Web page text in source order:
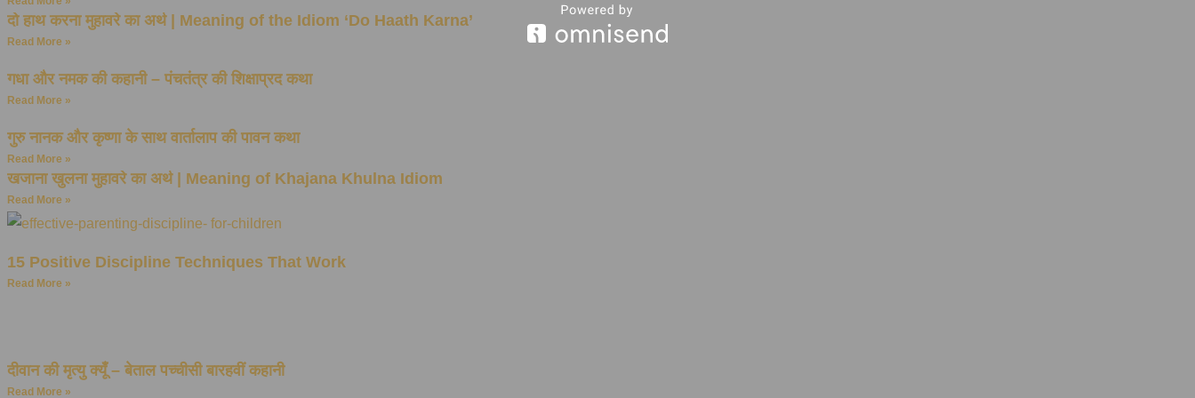
दो हाथ करना मुहावरे का अर्थ | Meaning of the Idiom ‘Do Haath Karna’
Read More »
गधा और नमक की कहानी – पंचतंत्र की शिक्षाप्रद कथा
Read More »
गुरु नानक और कृष्णा के साथ वार्तालाप की पावन कथा
Read More »
खजाना खुलना मुहावरे का अर्थ | Meaning of Khajana Khulna Idiom
Read More »
15 Positive Discipline Techniques That Work
Read More »
दीवान की मृत्यु क्यूँ – बेताल पच्चीसी बारहवीं कहानी
Read More »